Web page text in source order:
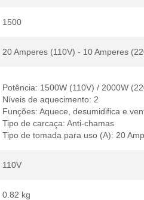
1500
20 Amperes (110V) - 10 Amperes
Potência: 1500W (110V) / 2000W
Níveis de aquecimento: 2
Funções: Aquece, desumidifica e
Tipo de carcaça: Anti-chamas
Tipo de tomada para uso (A): 20
110V
0.82 kg